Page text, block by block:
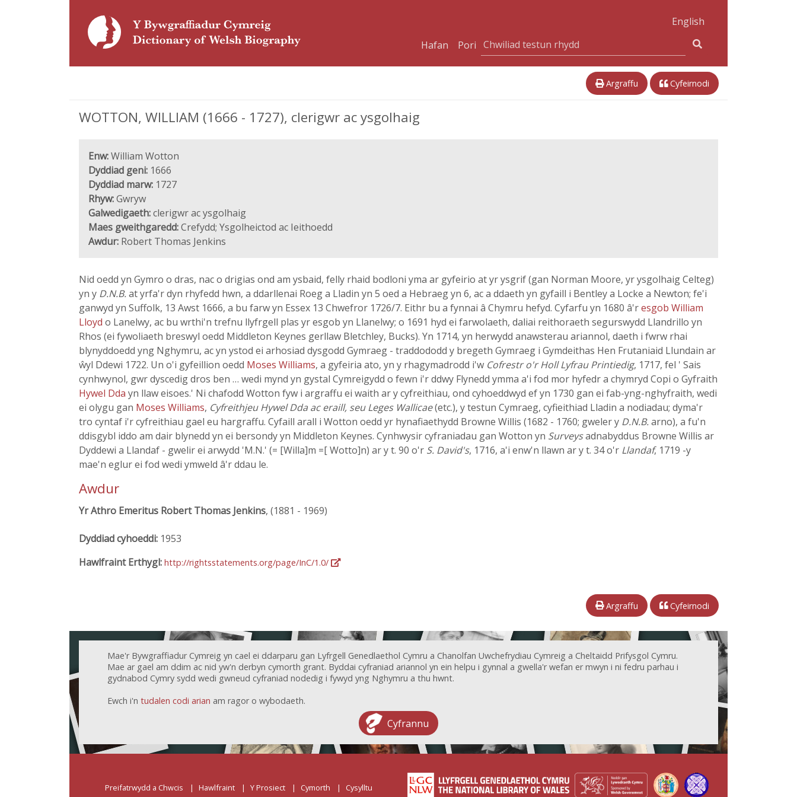
English
Hafan
Pori
Argraffu Cyfeirnodi
WOTTON, WILLIAM (1666 - 1727), clerigwr ac ysgolhaig
Enw:William Wotton
Dyddiad geni: 1666
Dyddiad marw: 1727
Rhyw:Gwryw
Galwedigaeth:clerigwr ac ysgolhaig
Maes gweithgaredd:Crefydd; Ysgolheictod ac Ieithoedd
Awdur: Robert Thomas Jenkins
Nid oedd yn Gymro o dras, nac o drigias ond am ysbaid, felly rhaid bodloni yma ar gyfeirio at yr ysgrif (gan Norman Moore, yr ysgolhaig Celteg)
yn y D.N.B.at yrfa'r dyn rhyfedd hwn, a ddarllenai Roeg a Lladin yn 5 oed a Hebraeg yn 6, ac a ddaeth yn gyfaill i Bentley a Locke a Newton; fe'i
ganwyd yn Suffolk, 13 Awst 1666, a bu farw yn Essex 13 Chwefror 1726/7. Eithr bu a fynnai â Chymru hefyd. Cyfarfu yn 1680 â'resgob William
Lloyd o Lanelwy, ac bu wrthi'n trefnu llyfrgell plas yr esgob yn Llanelwy; o 1691 hyd ei farwolaeth, daliai reithoraeth segurswydd Llandrillo yn
Rhos (ei fywoliaeth breswyl oedd Middleton Keynes gerllaw Bletchley, Bucks). Yn 1714, yn herwydd anawsterau ariannol, daeth i fwrw rhai
blynyddoedd yng Nghymru, ac yn ystod ei arhosiad dysgodd Gymraeg - traddododd y bregeth Gymraeg i Gymdeithas Hen Frutaniaid Llundain ar
ŵyl Ddewi 1722. Un o'i gyfeillion oedd Moses Williams, a gyfeiria ato, yn y rhagymadrodd i'w Cofrestr o'r Holl Lyfrau Printiedig, 1717, fel ' Sais
cynhwynol, gwr dyscedig dros ben … wedi mynd yn gystal Cymreigydd o fewn i'r ddwy Flynedd ymma a'i fod mor hyfedr a chymryd Copi o Gyfraith
Hywel Dda yn llaw eisoes.' Ni chafodd Wotton fyw i argraffu ei waith ar y cyfreithiau, ond cyhoeddwyd ef yn 1730 gan ei fab-yng-nghyfraith, wedi
ei olygu gan Moses Williams, Cyfreithjeu Hywel Dda ac eraill, seu Leges Wallicae(etc.), y testun Cymraeg, cyfieithiad Lladin a nodiadau; dyma'r
tro cyntaf i'r cyfreithiau gael eu hargraffu. Cyfaill arall i Wotton oedd yr hynafiaethydd Browne Willis (1682 - 1760; gweler y D.N.B.arno), a fu'n
ddisgybl iddo am dair blynedd yn ei bersondy yn Middleton Keynes. Cynhwysir cyfraniadau gan Wotton yn Surveysadnabyddus Browne Willis ar
Dyddewi a Llandaf - gwelir ei arwydd 'M.N.' (= [Willa]m =[ Wotto]n) ar y t. 90 o'r S. David's, 1716, a'i enw'n llawn ar y t. 34 o'r Llandaf, 1719 -y
mae'n eglur ei fod wedi ymweld â'r ddau le.
Awdur
Yr Athro Emeritus Robert Thomas Jenkins, (1881 - 1969)
Dyddiad cyhoeddi: 1953
Hawlfraint Erthygl: http://rightsstatements.org/page/InC/1.0/
Argraffu Cyfeirnodi
Mae'r Bywgraffiadur Cymreig yn cael ei ddarparu gan Lyfrgell Genedlaethol Cymru a Chanolfan Uwchefrydiau Cymreig a Cheltaidd Prifysgol Cymru.
Mae ar gael am ddim ac nid yw'n derbyn cymorth grant. Byddai cyfraniad ariannol yn ein helpu i gynnal a gwella'r wefan er mwyn i ni fedru parhau i
gydnabod Cymry sydd wedi gwneud cyfraniad nodedig i fywyd yng Nghymru a thu hwnt.
Ewch i'n tudalen codi arian am ragor o wybodaeth.
Cyfrannu
Preifatrwydd a Chwcis Hawlfraint Y Prosiect Cymorth Cysylltu